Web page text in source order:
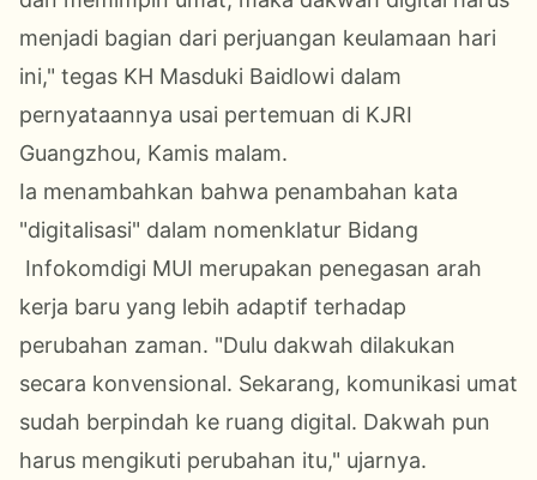
menjadi bagian dari perjuangan keulamaan hari
ini," tegas KH Masduki Baidlowi dalam
pernyataannya usai pertemuan di KJRI
Guangzhou, Kamis malam.
Ia menambahkan bahwa penambahan kata
"digitalisasi" dalam nomenklatur Bidang
Infokomdigi MUI merupakan penegasan arah
kerja baru yang lebih adaptif terhadap
perubahan zaman. "Dulu dakwah dilakukan
secara konvensional. Sekarang, komunikasi umat
sudah berpindah ke ruang digital. Dakwah pun
harus mengikuti perubahan itu," ujarnya.